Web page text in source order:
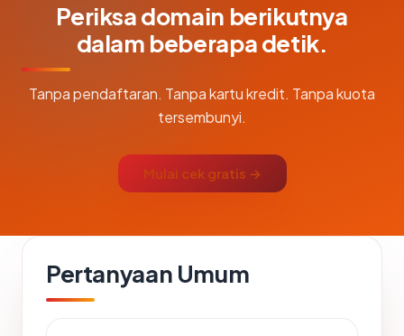
Periksa domain berikutnya
dalam beberapa detik.
Tanpa pendaftaran. Tanpa kartu kredit. Tanpa kuota
tersembunyi.
Mulai cek gratis →
Pertanyaan Umum